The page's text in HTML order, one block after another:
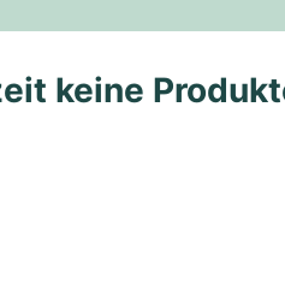
keine